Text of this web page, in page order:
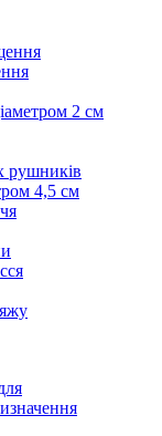
2 см
рушників
4,5 см